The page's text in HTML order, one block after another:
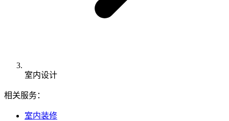
室内设计
相关服务：
室内装修